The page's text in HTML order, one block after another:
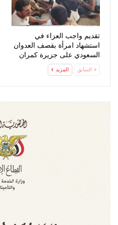
تقديم واجب العزاء في
استشهاد امرأة بقصف العدوان
السعودي على جزيرة كمران
السابق المزيد